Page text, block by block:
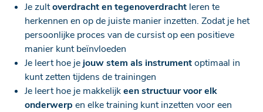
Je zultoverdracht en tegenoverdracht leren te
herkennen en op de juiste manier inzetten. Zodat je het
persoonlijke proces van de cursist op een positieve
manier kunt beïnvloeden
Je leert hoe je jouw stem als instrumentoptimaal in
kunt zetten tijdens de trainingen
Je leert hoe je makkelijkeen structuur voor elk
onderwerp en elke training kunt inzetten voor een